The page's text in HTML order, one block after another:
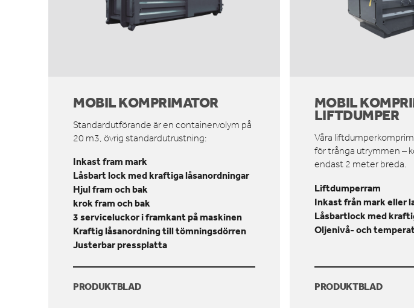
MOBIL KOMPRIMATOR
Standardutförande är en containervolym på
20 m3, övrig standardutrustning:
Inkast fram mark
Låsbart lock med kraftiga låsanordningar
Hjul fram och bak
krok fram och bak
3 serviceluckor i framkant på maskinen
Kraftig låsanordning till tömningsdörren
Justerbar pressplatta
PRODUKTBLAD
MOBIL
LIFTDUMPER
Våra
för trånga utrymmen –
endast 2 meter breda.
Liftdumperram
Inkast från mark eller
Låsbartlock med
Oljenivå- och
PRODUKTBLAD